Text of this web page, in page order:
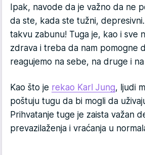
Ipak, navode da je važno da ne
da ste, kada ste tužni,
takvu zabunu! Tuga je, kao i sve
zdrava i treba da nam pomogne
reagujemo na sebe, na druge i
Kao što je rekao Karl Jung, ljudi
poštuju tugu da bi mogli da
Prihvatanje tuge je zaista važan
prevazilaženja i vraćanja u